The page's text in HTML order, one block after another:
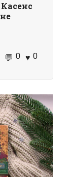
0 0